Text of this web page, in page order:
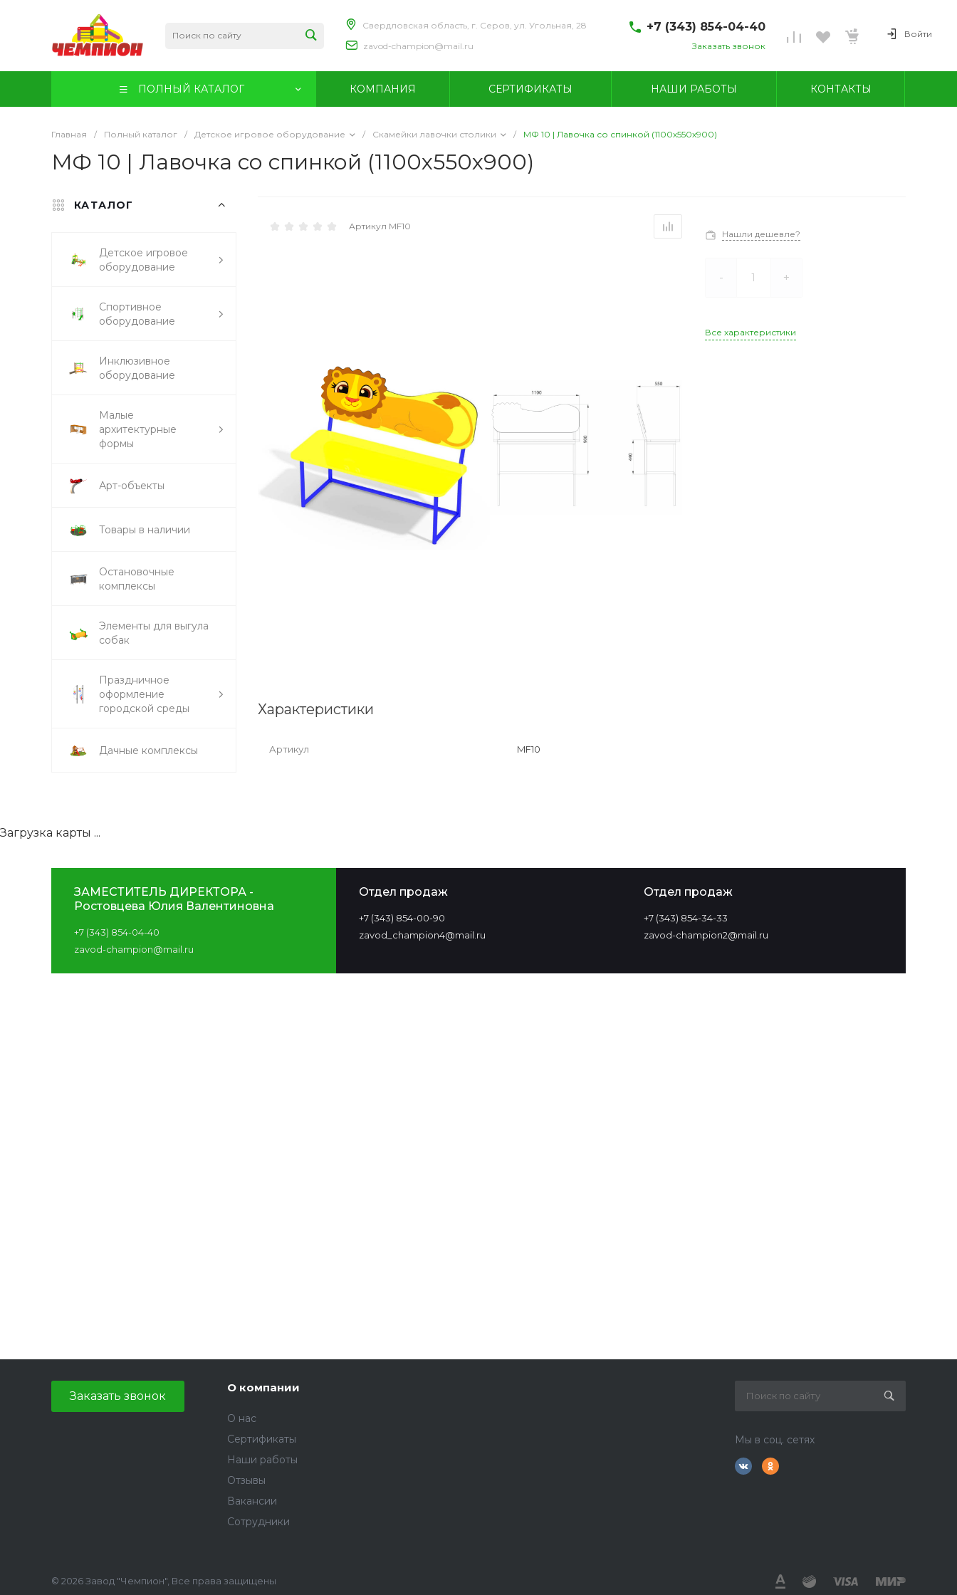
Свердловская область, г. Серов, ул. Угольная, 28
zavod-champion@mail.ru
+7 (343) 854-04-40
Серов, ул. Угольная, 28
пн-пт 08:00-18:00
zavod-champion@mail.ru
Заказать звонок
Войти
ПОЛНЫЙ КАТАЛОГ КОМПАНИЯ СЕРТИФИКАТЫ НАШИ РАБОТЫ КОНТАКТЫ
Главная / Полный каталог / Детское игровое оборудование / Скамейки лавочки столики / МФ 10 | Лавочка со спинкой (1100х550х900)
МФ 10 | Лавочка со спинкой (1100х550х900)
КАТАЛОГ
Детское игровое
оборудование
Спортивное
оборудование
Инклюзивное
оборудование
Малые
архитектурные
формы
Арт-объекты
Товары в наличии
Остановочные
комплексы
Элементы для выгула
собак
Праздничное
оформление
городской среды
Дачные комплексы
Артикул MF10
Нашли дешевле?
- +
Все характеристики
Характеристики
Артикул MF10
ЗАМЕСТИТЕЛЬ ДИРЕКТОРА -
Ростовцева Юлия Валентиновна
+7 (343) 854-04-40
zavod-champion@mail.ru
Отдел продаж
+7 (343) 854-00-90‬
zavod_champion4@mail.ru
Отдел продаж
+7 (343) 854-34-33‬
zavod-champion2@mail.ru
Загрузка карты ...
Заказать звонок
О компании
О нас
Сертификаты
Наши работы
Отзывы
Вакансии
Сотрудники
Мы в соц. сетях
© 2026 Завод "Чемпион", Все права защищены